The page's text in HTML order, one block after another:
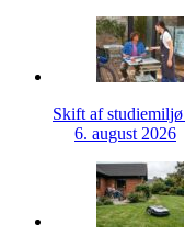
Skift af
6. august 2026